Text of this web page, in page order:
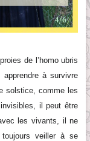
de l’homo ubris
à survivre
solstice, comme les
il peut être
les vivants, il ne
toujours veiller à se